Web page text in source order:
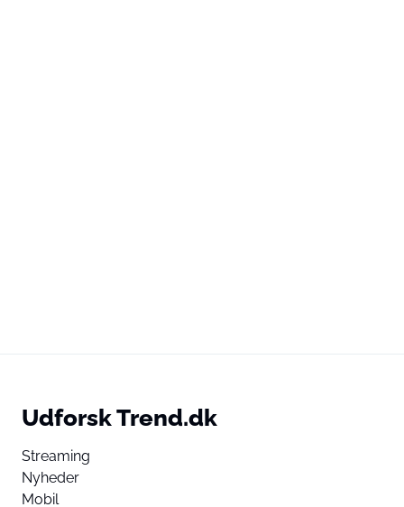
Udforsk Trend.dk
Streaming
Nyheder
Mobil